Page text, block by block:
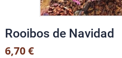
Rooibos de Navidad
6,70 €